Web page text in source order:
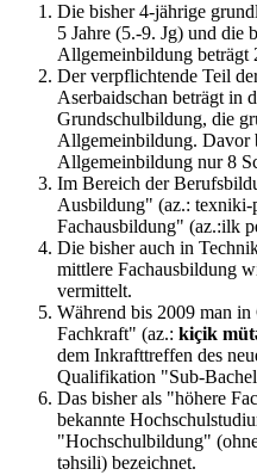
Die bisher 4-jährige
5 Jahre (5.-9. Jg) und die
Allgemeinbildung beträgt
Der verpflichtende Teil
Aserbaidschan beträgt in
Grundschulbildung, die
Allgemeinbildung. Davor
Allgemeinbildung nur 8
Im Bereich der
Ausbildung" (az.: texniki-
Fachausbildung" (az.:ilk
Die bisher auch in
mittlere Fachausbildung
vermittelt.
Während bis 2009 man
Fachkraft" (az.: kiçik
dem Inkrafttreffen des
Qualifikation "Sub-
Das bisher als "höhere
bekannte
"Hochschulbildung"
təhsili) bezeichnet.